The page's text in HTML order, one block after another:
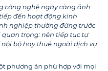
công nghệ ngày càng ảnh
đến hoạt động kinh
nghiệp thường đứng trước
quan trọng: nên tiếp tục tự
nội bộ hay thuê ngoài dịch vụ
phương án phù hợp với mọi